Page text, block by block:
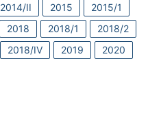
2014/II 2015
2015/1
2018 2018/1
2018/2
2018/IV 2019
2020